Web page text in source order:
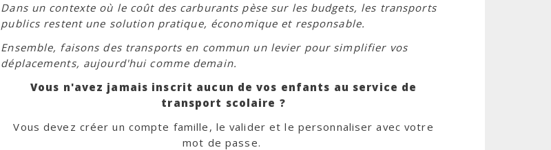
Dans un contexte où le coût des carburants pèse sur les budgets, les transports
publics restent une solution pratique, économique et responsable.
Ensemble, faisons des transports en commun un levier pour simplifier vos
déplacements, aujourd'hui comme demain.
Vous n'avez jamais inscrit aucun de vos enfants au service de
transport scolaire ?
Vous devez créer un compte famille, le valider et le personnaliser avec votre
mot de passe.